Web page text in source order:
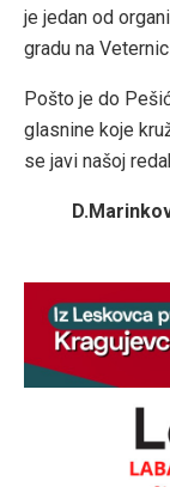
je jedan od
gradu na
Pošto je do
glasnine koje
se javi našoj